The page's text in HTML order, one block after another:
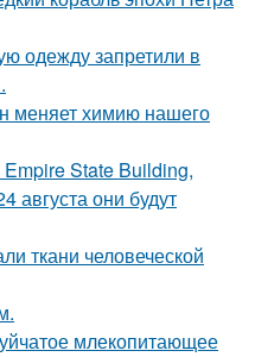
одежду запретили в
меняет химию нашего
State Building,
августа они будут
ткани человеческой
млекопитающее